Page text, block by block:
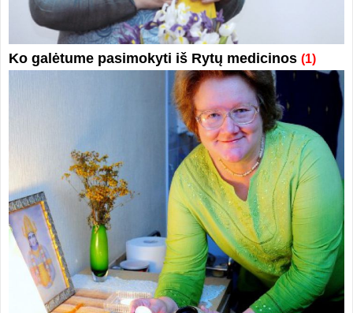
Ko galėtume pasimokyti iš Rytų medicinos (1)